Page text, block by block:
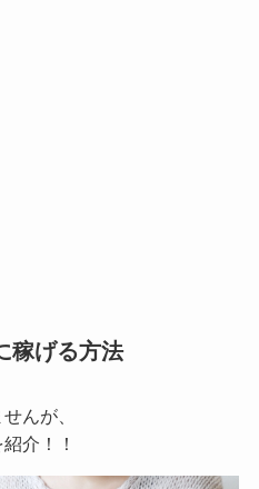
稼げる方法
んが、
介！！